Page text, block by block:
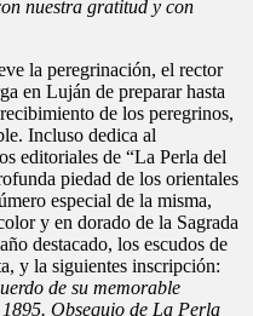
nuestra gratitud y con
la peregrinación, el rector
en Luján de preparar hasta
de los peregrinos,
Incluso dedica al
editoriales de “La Perla del
piedad de los orientales
especial de la misma,
y en dorado de la Sagrada
destacado, los escudos de
y la siguientes inscripción:
de su memorable
Obsequio de La Perla